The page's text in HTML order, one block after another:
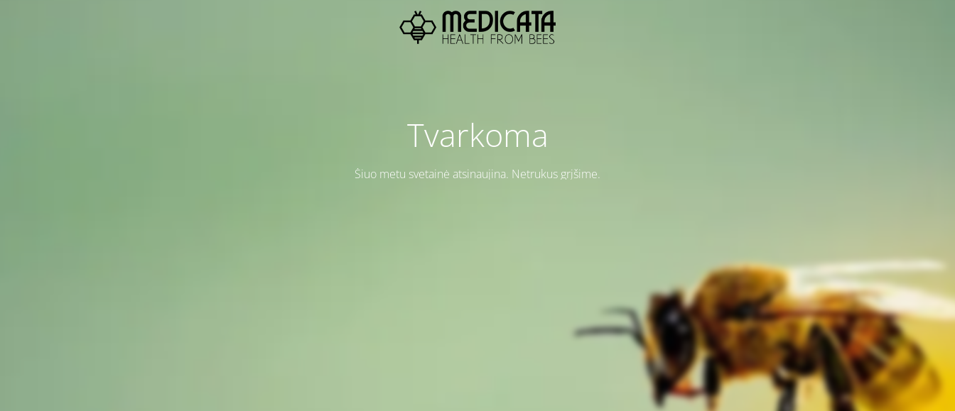
Tvarkoma
Šiuo metu svetainė atsinaujina. Netrukus grįšime.